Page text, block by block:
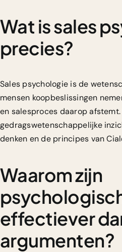
Wat is sales
precies?
Sales psychologie is de
mensen koopbeslissingen
en salesproces daarop
gedragswetenschappelijke
denken en de principes van
Waarom zijn
effectiever
argumenten?